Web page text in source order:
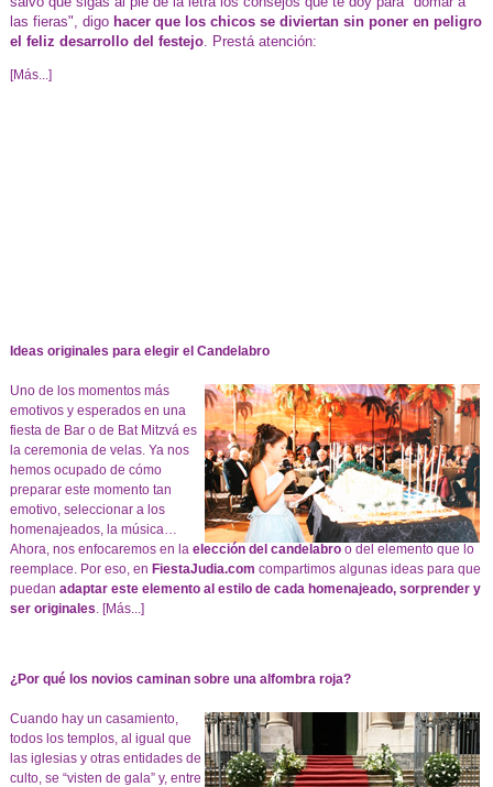
las fieras", digo hacer que los chicos se diviertan sin poner en peligro
el feliz desarrollo del festejo. Prestá atención:
[Más...]
Ideas originales para elegir el Candelabro
Uno de los momentos más
emotivos y esperados en una
fiesta de Bar o de Bat Mitzvá es
la ceremonia de velas. Ya nos
hemos ocupado de cómo
preparar este momento tan
emotivo, seleccionar a los
homenajeados, la música…
Ahora, nos enfocaremos en la elección del candelabro o del elemento que lo
reemplace. Por eso, en FiestaJudia.com compartimos algunas ideas para que
puedan adaptar este elemento al estilo de cada homenajeado, sorprender y
ser originales. [Más...]
¿Por qué los novios caminan sobre una alfombra roja?
Cuando hay un casamiento,
todos los templos, al igual que
las iglesias y otras entidades de
culto, se “visten de gala” y, entre